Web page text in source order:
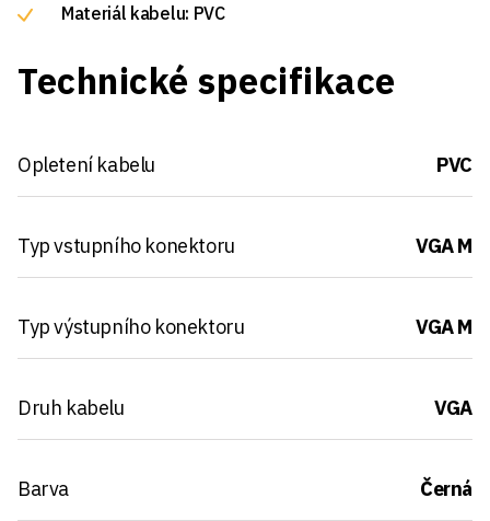
Materiál kabelu: PVC
Technické specifikace
Opletení kabelu PVC
Typ vstupního konektoru VGA M
Typ výstupního konektoru VGA M
Druh kabelu VGA
Barva Černá